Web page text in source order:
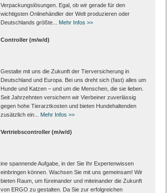
Verpackungs­lösungen. Egal, ob wir gerade für den
wichtigsten Onlinehändler der Welt produzieren oder
Deutschlands größte...
Mehr Infos >>
Controller (m/w/d)
Gestalte mit uns die Zukunft der Tierversicherung in
Deutschland und Europa. Bei uns dreht sich (fast) alles um
Hunde und Katzen – und um die Menschen, die sie lieben.
Seit Jahrzehnten versichern wir Vierbeiner zuverlässig
gegen hohe Tierarztkosten und bieten Hundehaltenden
zusätzlich ein...
Mehr Infos >>
Vertriebscontroller (m/w/d)
ine spannende Aufgabe, in der Sie Ihr Expertenwissen
einbringen können. Wachsen Sie mit uns gemeinsam! Wir
bieten Raum, um füreinander und miteinander die Zukunft
von ERGO zu gestalten. Da Sie zur erfolgreichen